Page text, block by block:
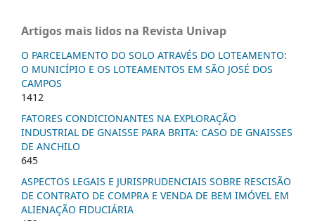
Artigos mais lidos na Revista Univap
O PARCELAMENTO DO SOLO ATRAVÉS DO LOTEAMENTO:
O MUNICÍPIO E OS LOTEAMENTOS EM SÃO JOSÉ DOS
CAMPOS
1412
FATORES CONDICIONANTES NA EXPLORAÇÃO
INDUSTRIAL DE GNAISSE PARA BRITA: CASO DE GNAISSES
DE ANCHILO
645
ASPECTOS LEGAIS E JURISPRUDENCIAIS SOBRE RESCISÃO
DE CONTRATO DE COMPRA E VENDA DE BEM IMÓVEL EM
ALIENAÇÃO FIDUCIÁRIA